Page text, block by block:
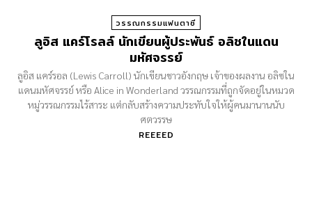
วรรณกรรมแฟนตาซี
ลูอิส แคร์โรลล์ นักเขียนผู้ประพันธ์ อลิซในแดน
มหัศจรรย์
ลูอิส แคร์รอล (Lewis Carroll) นักเขียนชาวอังกฤษ เจ้าของผลงาน อลิซใน
แดนมหัศจรรย์ หรือ Alice in Wonderland วรรณกรรมที่ถูกจัดอยู่ในหมวด
หมู่วรรณกรรมไร้สาระ แต่กลับสร้างความประทับใจให้ผู้คนมานานนับ
ศตวรรษ
REEEED